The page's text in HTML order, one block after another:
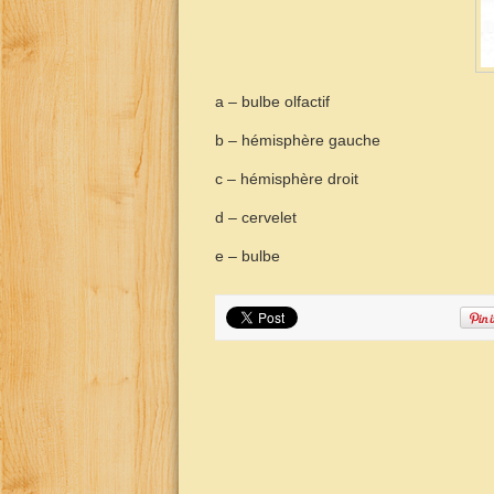
a – bulbe olfactif
b – hémisphère gauche
c – hémisphère droit
d – cervelet
e – bulbe